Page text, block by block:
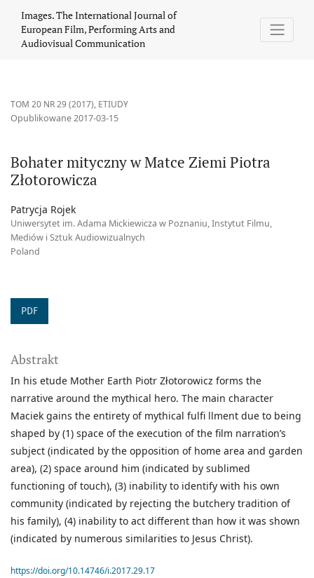
Images. The International Journal of
European Film, Performing Arts and
Audiovisual Communication
TOM 20 NR 29 (2017), ETIUDY
Bohater mityczny w Matce Ziemi Piotra
Złotorowicza
Opublikowane 2017-03-15
Patrycja Rojek
Uniwersytet im. Adama Mickiewicza w Poznaniu, Instytut Filmu,
Mediów i Sztuk Audiowizualnych
Poland
PDF
Abstrakt
In his etude Mother Earth Piotr Złotorowicz forms the
narrative around the mythical hero. The main character
Maciek gains the entirety of mythical fulfi llment due to being
shaped by (1) space of the execution of the film narration’s
subject (indicated by the opposition of home area and garden
area), (2) space around him (indicated by sublimed
functioning of touch), (3) inability to identify with his own
community (indicated by rejecting the butchery tradition of
his family), (4) inability to act different than how it was shown
(indicated by numerous similarities to Jesus Christ).
https://doi.org/10.14746/i.2017.29.17